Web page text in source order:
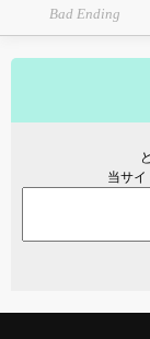
Bad Ending
当サイ